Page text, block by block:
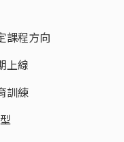
課程方向
上線
訓練